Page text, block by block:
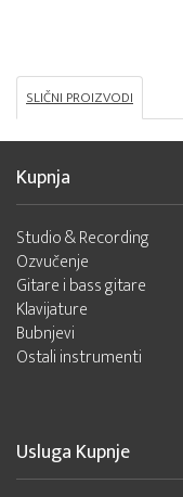
SLIČNI PROIZVODI
Kupnja
Studio & Recording
Ozvučenje
Gitare i bass gitare
Klavijature
Bubnjevi
Ostali instrumenti
Usluga Kupnje